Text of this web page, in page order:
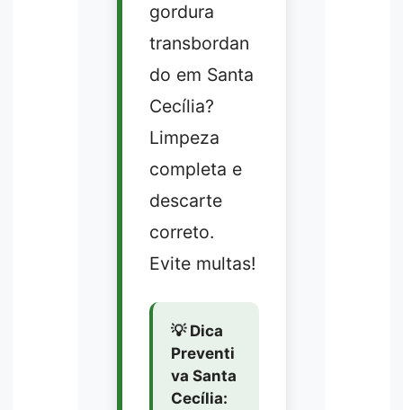
gordura
transbordan
do em Santa
Cecília?
Limpeza
completa e
descarte
correto.
Evite multas!
💡 Dica
Preventi
va Santa
Cecília: